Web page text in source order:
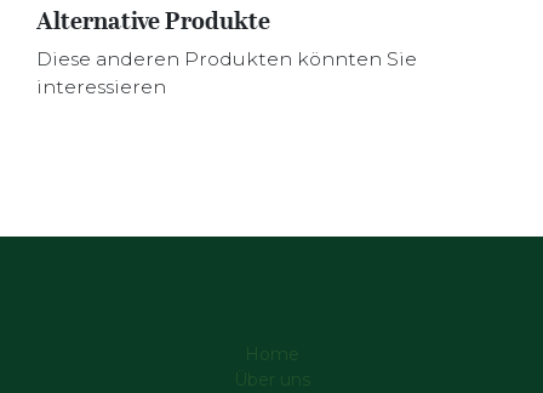
Alternative Produkte
Diese anderen Produkten könnten Sie
interessieren
Home
Über uns